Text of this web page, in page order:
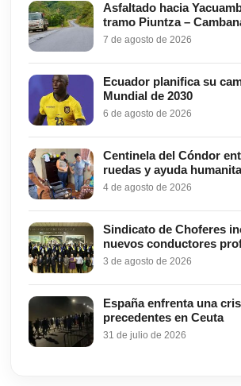
Asfaltado hacia
tramo Piuntza –
7 de agosto de 2026
Ecuador planifica su
Mundial de 2030
6 de agosto de 2026
Centinela del Cóndor
ruedas y ayuda
4 de agosto de 2026
Sindicato de Choferes
nuevos conductores
3 de agosto de 2026
España enfrenta una
precedentes en Ceuta
31 de julio de 2026